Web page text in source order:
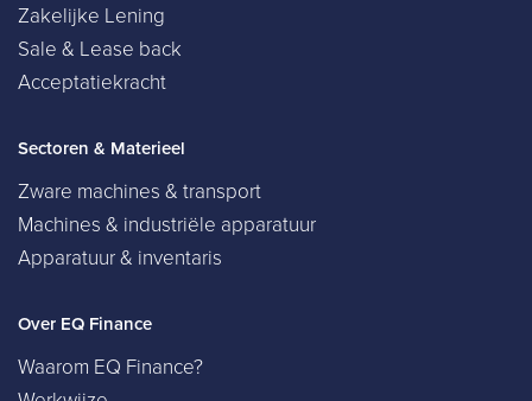
Zakelijke Lening
Sale & Lease back
Acceptatiekracht
Sectoren & Materieel
Zware machines & transport
Machines & industriële apparatuur
Apparatuur & inventaris
Over EQ Finance
Waarom EQ Finance?